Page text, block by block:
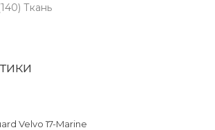
Ткань
Velvo 17-Marine